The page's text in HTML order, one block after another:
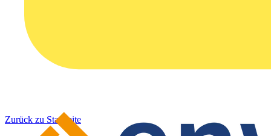
Zurück zu Startseite